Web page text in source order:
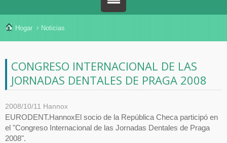
Hogar Noticias
CONGRESO INTERNACIONAL DE LAS
JORNADAS DENTALES DE PRAGA 2008
2008/10/11 Hannox
EURODENT.HannoxEl socio de la República Checa participó en
el "Congreso Internacional de las Jornadas Dentales de Praga
2008".